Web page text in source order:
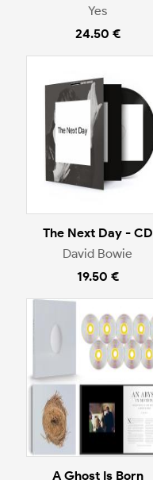
Yes
24.50 €
The Next Day - CD
David Bowie
19.50 €
A Ghost Is Born